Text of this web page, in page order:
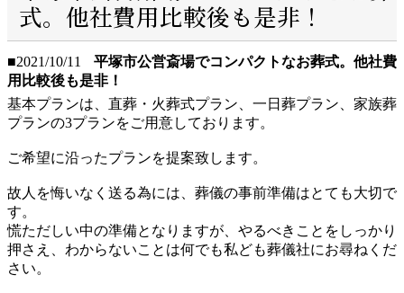
式。他社費用比較後も是非！
■2021/10/11
平塚市公営斎場でコンパクトなお葬式。他社費
用比較後も是非！
基本プランは、直葬・火葬式プラン、一日葬プラン、家族葬
プランの3プランをご用意しております。
ご希望に沿ったプランを提案致します。
故人を悔いなく送る為には、葬儀の事前準備はとても大切で
す。
慌ただしい中の準備となりますが、やるべきことをしっかり
押さえ、わからないことは何でも私ども葬儀社にお尋ねくだ
さい。